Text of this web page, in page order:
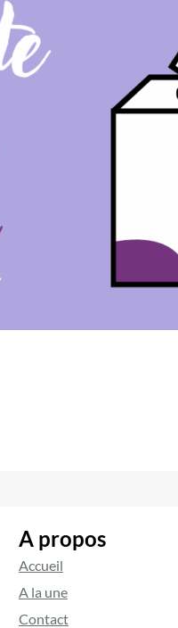
A propos
Accueil
A la une
Contact